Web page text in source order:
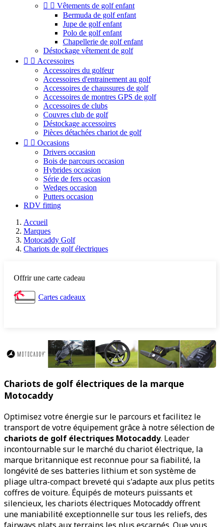
  Vêtements de golf enfant
Bermuda de golf enfant
Jupe de golf enfant
Polo de golf enfant
Chapellerie de golf enfant
Déstockage vêtement de golf
  Accessoires
Accessoires du golfeur
Accessoires d'entrainement au golf
Accessoires de chaussures de golf
Accessoires de montres GPS de golf
Accessoires de clubs
Couvres club de golf
Déstockage accessoires
Pièces détachées chariot de golf
  Occasions
Drivers occasion
Bois de parcours occasion
Hybrides occasion
Série de fers occasion
Wedges occasion
Putters occasion
RDV fitting
Accueil
Marques
Motocaddy Golf
Chariots de golf électriques
Offrir une carte cadeau
Cartes cadeaux
Chariots de golf électriques de la marque
Motocaddy
Optimisez votre énergie sur le parcours et facilitez le
transport de votre équipement grâce à notre sélection de
chariots de golf électriques Motocaddy. Leader
incontournable sur le marché du chariot électrique, la
marque britannique est reconnue pour sa fiabilité, la
longévité de ses batteries lithium et son système de
pliage ultra-compact breveté qui s'adapte aux plus petits
coffres de voiture. Équipés de moteurs puissants et
silencieux, les chariots électriques Motocaddy offrent
une maniabilité exceptionnelle sur tous les reliefs, des